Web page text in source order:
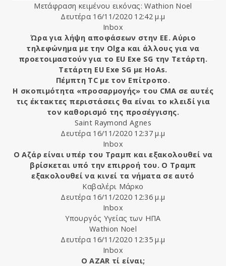
Μετάφραση κειμένου εικόνας: Wathion Noel
Δευτέρα 16/11/2020 12:42 μ.μ
Inbox
Ώρα για λήψη αποφάσεων στην ΕΕ. Αύριο
τηλεφώνημα με την Olga και άλλους για να
προετοιμαστούν για το EU Exe SG την Τετάρτη.
Τετάρτη EU Exe SG με HoAs.
Πέμπτη TC με τον Επίτροπο.
Η σκοπιμότητα «προσαρμογής» του CMA σε αυτές
τις έκτακτες περιστάσεις θα είναι το κλειδί για
τον καθορισμό της προσέγγισης.
Saint Raymond Agnes
Δευτέρα 16/11/2020 12:37 μ.μ
Inbox
Ο Αζάρ είναι υπέρ του Τραμπ και εξακολουθεί να
βρίσκεται υπό την επιρροή του. Ο Τραμπ
εξακολουθεί να κινεί τα νήματα σε αυτό
Καβαλέρι Μάρκο
Δευτέρα 16/11/2020 12:36 μ.μ
Inbox
Υπουργός Υγείας των ΗΠΑ
Wathion Noel
Δευτέρα 16/11/2020 12:35 μ.μ
Inbox
O AZAR τί είναι;